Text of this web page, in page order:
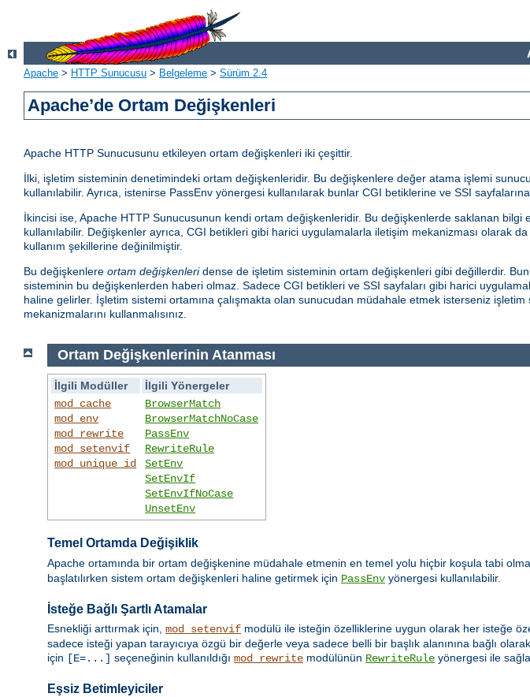
Apache > HTTP Sunucusu > Belgeleme > Sürüm 2.4
Apache’de Ortam Değişkenleri
Apache HTTP Sunucusunu etkileyen ortam değişkenleri iki çeşittir.
İlki, işletim sisteminin denetimindeki ortam değişkenleridir. Bu değişkenlere değer atama işlemi sunucu
kullanılabilir. Ayrıca, istenirse PassEnv yönergesi kullanılarak bunlar CGI betiklerine ve SSI
İkincisi ise, Apache HTTP Sunucusunun kendi ortam değişkenleridir. Bu değişkenlerde saklanan
kullanılabilir. Değişkenler ayrıca, CGI betikleri gibi harici uygulamalarla iletişim mekanizması olarak
kullanım şekillerine değinilmiştir.
Bu değişkenlere ortam değişkenleridense de işletim sisteminin ortam değişkenleri gibi değillerdir.
sisteminin bu değişkenlerden haberi olmaz. Sadece CGI betikleri ve SSI sayfaları gibi harici
haline gelirler. İşletim sistemi ortamına çalışmakta olan sunucudan müdahale etmek isterseniz
mekanizmalarını kullanmalısınız.
Ortam Değişkenlerinin Atanması
İlgili Modüller
İlgili Yönergeler
mod_cache
mod_env
mod_rewrite
mod_setenvif
mod_unique_id
BrowserMatch
BrowserMatchNoCase
PassEnv
RewriteRule
SetEnv
SetEnvIf
SetEnvIfNoCase
UnsetEnv
Temel Ortamda Değişiklik
Apache ortamında bir ortam değişkenine müdahale etmenin en temel yolu hiçbir koşula tabi
başlatılırken sistem ortam değişkenleri haline getirmek için PassEnv yönergesi kullanılabilir.
İsteğe Bağlı Şartlı Atamalar
Esnekliği arttırmak için, mod_setenvif modülü ile isteğin özelliklerine uygun olarak her isteğe
sadece isteği yapan tarayıcıya özgü bir değerle veya sadece belli bir başlık alanınına bağlı
için [E=...] seçeneğinin kullanıldığı mod_rewrite modülünün RewriteRule yönergesi ile
Eşsiz Betimleyiciler